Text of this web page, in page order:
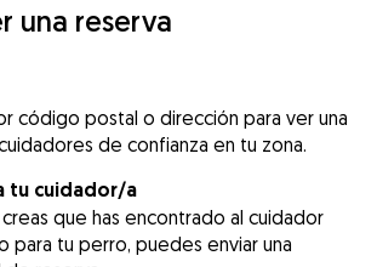
una reserva
código postal o dirección para ver una
de confianza en tu zona.
tu cuidador/a
que has encontrado al cuidador
para tu perro, puedes enviar una